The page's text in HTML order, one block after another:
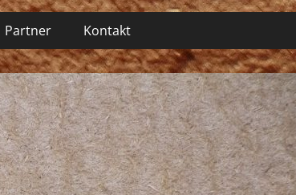
Partner Kontakt